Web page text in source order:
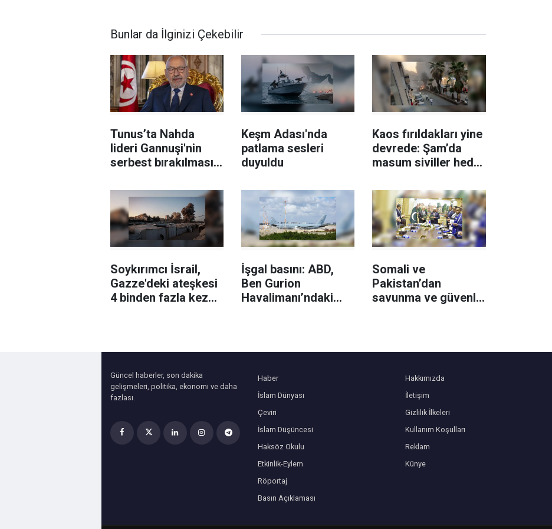
Bunlar da İlginizi Çekebilir
Tunus’ta Nahda
lideri Gannuşi'nin
serbest bırakılması
Keşm Adası'nda
patlama sesleri
duyuldu
Kaos fırıldakları yine
devrede: Şam’da
masum siviller hedef
Soykırımcı İsrail,
Gazze'deki ateşkesi
4 binden fazla kez
İşgal basını: ABD,
Ben Gurion
Havalimanı’ndaki
Somali ve
Pakistan’dan
savunma ve güvenlik
Güncel haberler, son dakika
gelişmeleri, politika, ekonomi ve daha
fazlası.
Haber
İslam Dünyası
Çeviri
İslam Düşüncesi
Haksöz Okulu
Etkinlik-Eylem
Röportaj
Basın Açıklaması
Hakkımızda
İletişim
Gizlilik İlkeleri
Kullanım Koşulları
Reklam
Künye